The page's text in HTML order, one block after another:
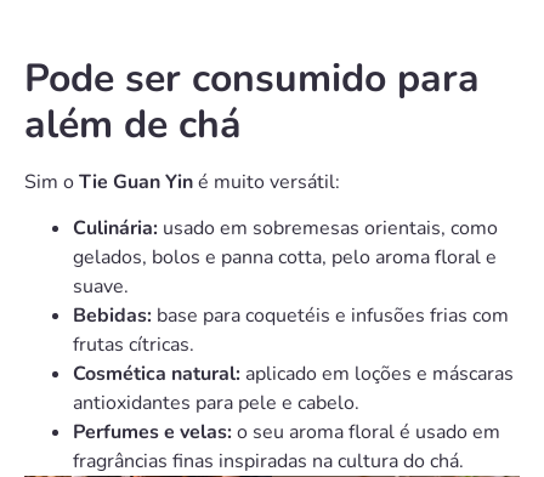
Pode ser consumido para
além de chá
Sim oTie Guan Yiné muito versátil:
Culinária: usado em sobremesas orientais, como
gelados, bolos e panna cotta, pelo aroma floral e
suave.
Bebidas: base para coquetéis e infusões frias com
frutas cítricas.
Cosmética natural: aplicado em loções e máscaras
antioxidantes para pele e cabelo.
Perfumes e velas:o seu aroma floral é usado em
fragrâncias finas inspiradas na cultura do chá.